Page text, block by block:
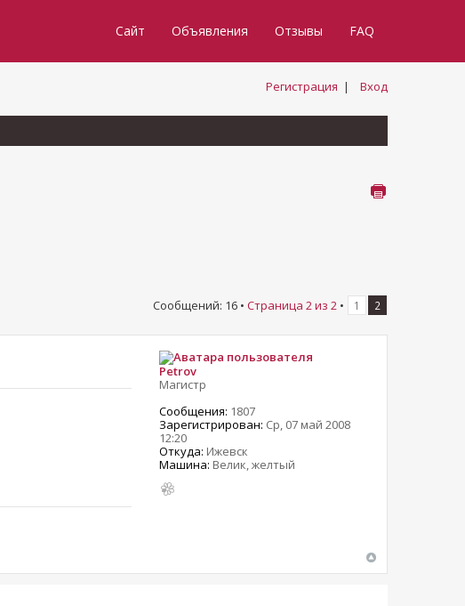
Сайт Объявления Отзывы FAQ
Регистрация | Вход
Сообщений: 16 • Страница 2 из 2 • 1 2
Petrov
Магистр
Сообщения: 1807
Зарегистрирован: Ср, 07 май 2008
12:20
Откуда: Ижевск
Машина: Велик, желтый